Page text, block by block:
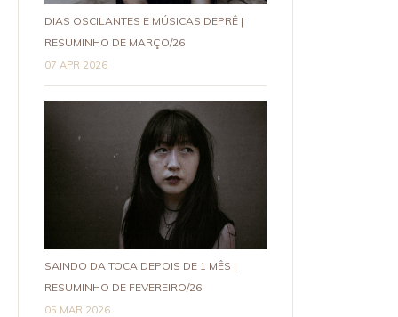
DIAS OSCILANTES E MÚSICAS DEPRÊ |
RESUMINHO DE MARÇO/26
07 APR 2026
SAINDO DA TOCA DEPOIS DE 1 MÊS |
RESUMINHO DE FEVEREIRO/26
05 MAR 2026